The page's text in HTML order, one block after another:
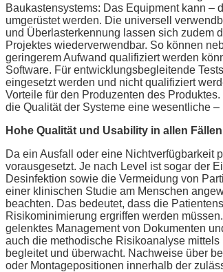
Baukastensystems: Das Equipment kann –
umgerüstet werden. Die universell
und Überlasterkennung lassen sich zudem
Projektes wiederverwendbar. So können
geringerem Aufwand qualifiziert werden
Software. Für entwicklungsbegleitende
eingesetzt werden und nicht qualifiziert
Vorteile für den Produzenten des
die Qualität der Systeme eine wesentliche
Hohe Qualität und Usability in allen Fällen
Da ein Ausfall oder eine Nichtverfügbarkeit
vorausgesetzt. Je nach Level ist sogar der
Desinfektion sowie die Vermeidung von
einer klinischen Studie am Menschen
beachten. Das bedeutet, dass die
Risikominimierung ergriffen werden
gelenktes Management von Dokumenten
auch die methodische Risikoanalyse
begleitet und überwacht. Nachweise über
oder Montagepositionen innerhalb der